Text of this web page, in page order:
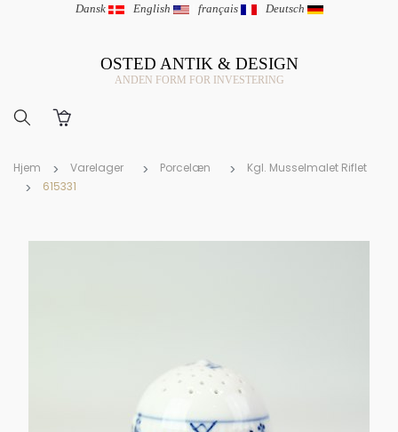
Dansk | English | français | Deutsch
OSTED ANTIK & DESIGN
ANDEN FORM FOR INVESTERING
Hjem Varelager Porcelæn
Kgl. Musselmalet Riflet
615331